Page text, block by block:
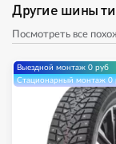
Другие шины
Посмотреть все
Выездной монтаж 0 руб
Стационарный монтаж 0